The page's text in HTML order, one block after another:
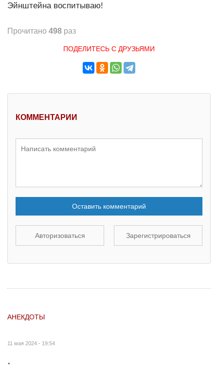
Эйнштейна воспитываю!
Прочитано 498 раз
ПОДЕЛИТЕСЬ С ДРУЗЬЯМИ
КОММЕНТАРИИ
Оставить комментарий
Авторизоваться Зарегистрироваться
АНЕКДОТЫ
11 мая 2024 - 19:54
.